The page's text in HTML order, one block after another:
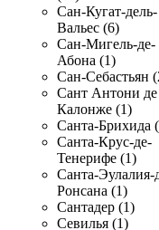
Сан-Кугат-дель-
Вальес (6)
Сан-Мигель-де-
Абона (1)
Сан-Себастьян
Сант Антони де
Калонже (1)
Санта-Брихида
Санта-Крус-де-
Тенерифе (1)
Санта-Эулалия-
Ронсана (1)
Сантадер (1)
Севилья (1)